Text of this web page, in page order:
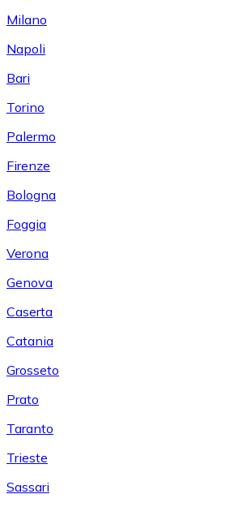
Milano
Napoli
Bari
Torino
Palermo
Firenze
Bologna
Foggia
Verona
Genova
Caserta
Catania
Grosseto
Prato
Taranto
Trieste
Sassari